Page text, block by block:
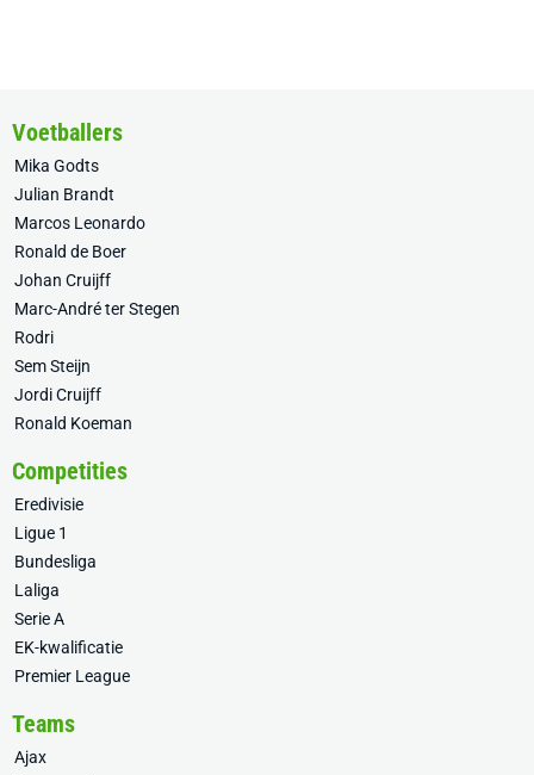
Voetballers
Mika Godts
Julian Brandt
Marcos Leonardo
Ronald de Boer
Johan Cruijff
Marc-André ter Stegen
Rodri
Sem Steijn
Jordi Cruijff
Ronald Koeman
Competities
Eredivisie
Ligue 1
Bundesliga
Laliga
Serie A
EK-kwalificatie
Premier League
Teams
Ajax